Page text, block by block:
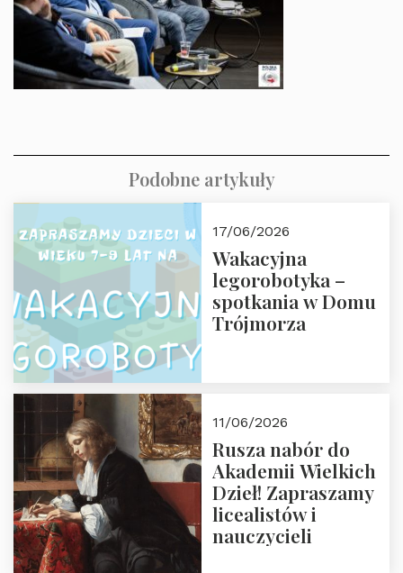
Podobne artykuły
17/06/2026
Wakacyjna
legorobotyka –
spotkania w Domu
Trójmorza
11/06/2026
Rusza nabór do
Akademii Wielkich
Dzieł! Zapraszamy
licealistów i
nauczycieli